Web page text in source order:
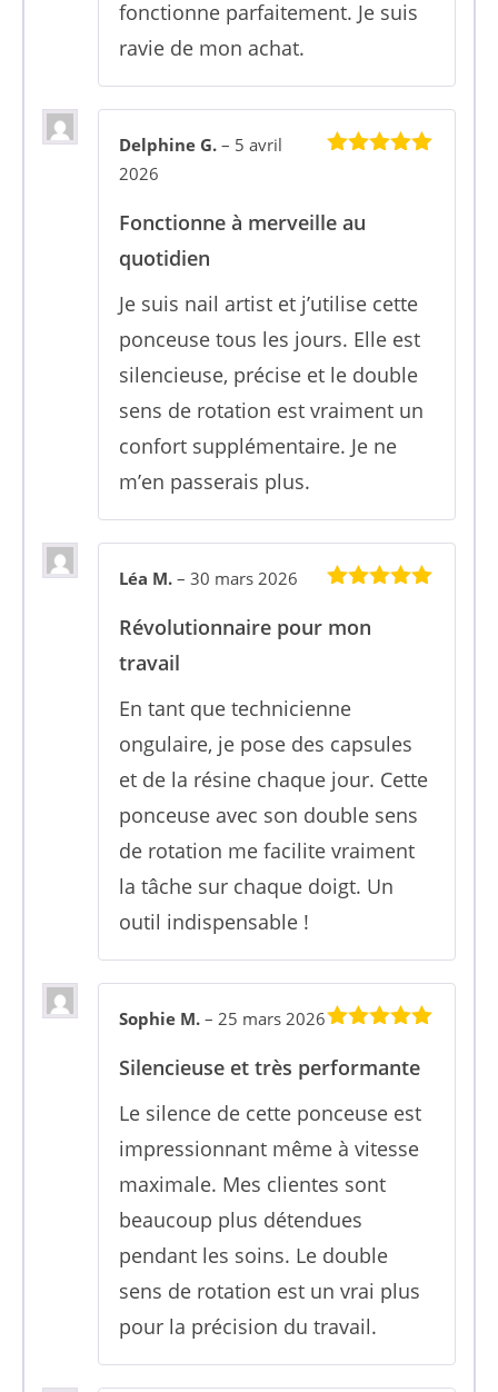
fonctionne parfaitement. Je suis
ravie de mon achat.
Delphine G. – 5 avril
2026
Fonctionne à merveille au
quotidien
Je suis nail artist et j’utilise cette
ponceuse tous les jours. Elle est
silencieuse, précise et le double
sens de rotation est vraiment un
confort supplémentaire. Je ne
m’en passerais plus.
Léa M. – 30 mars 2026
Révolutionnaire pour mon
travail
En tant que technicienne
ongulaire, je pose des capsules
et de la résine chaque jour. Cette
ponceuse avec son double sens
de rotation me facilite vraiment
la tâche sur chaque doigt. Un
outil indispensable !
Sophie M. – 25 mars 2026
Silencieuse et très performante
Le silence de cette ponceuse est
impressionnant même à vitesse
maximale. Mes clientes sont
beaucoup plus détendues
pendant les soins. Le double
sens de rotation est un vrai plus
pour la précision du travail.